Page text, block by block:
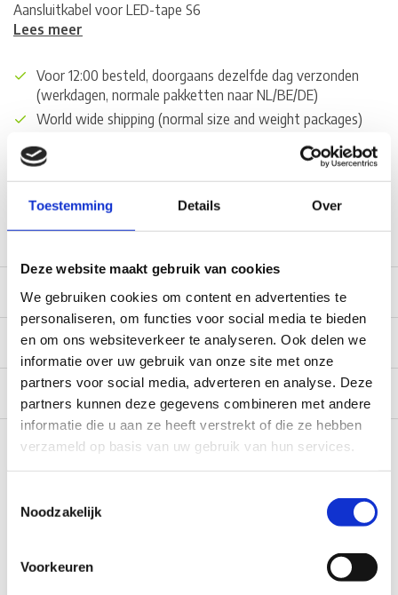
Toestemming Details Over
Deze website maakt gebruik van cookies
We gebruiken cookies om content en advertenties te
personaliseren, om functies voor social media te bieden
en om ons websiteverkeer te analyseren. Ook delen we
informatie over uw gebruik van onze site met onze
partners voor social media, adverteren en analyse. Deze
partners kunnen deze gegevens combineren met andere
informatie die u aan ze heeft verstrekt of die ze hebben
verzameld op basis van uw gebruik van hun services.
Noodzakelijk
Voorkeuren
Aansluitkabel voor LED-tape S6
Lees meer
Voor 12:00 besteld, doorgaans dezelfde dag verzonden
(werkdagen, normale pakketten naar NL/BE/DE)
World wide shipping (normal size and weight packages)
Gratis verzending vanaf € 100,- naar NL en BE
*Zeer grote magazijnvoorraad direct beschikbaar voor
verzending. Een deel van de artikelen op voorraad in de
winkel, mail ons voor de beschikbaarheid in de winkel:
service@camperhuis.nl
Beschrijving
Specificaties
Reviews 0/10
Recent bekeken